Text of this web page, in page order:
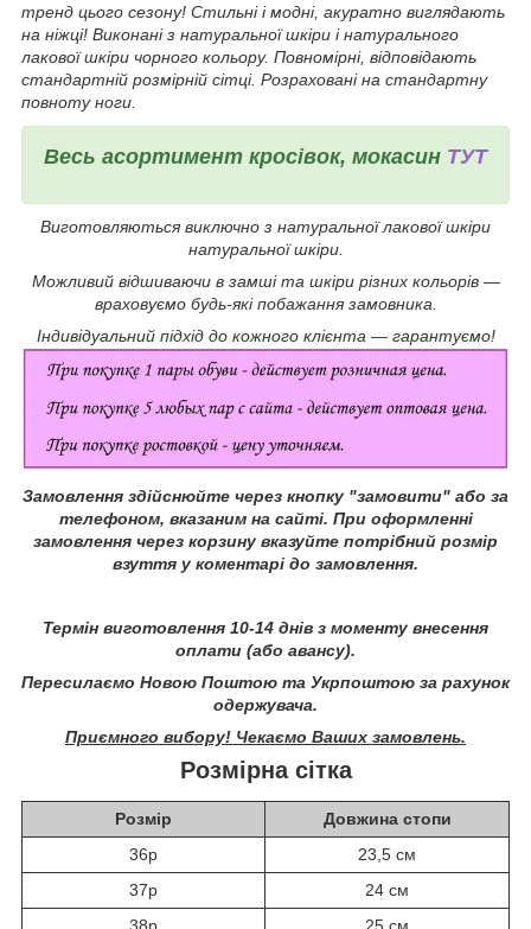
тренд цього сезону! Стильні і модні, акуратно виглядають
на ніжці! Виконані з натуральної шкіри і натурального
лакової шкіри чорного кольору. Повномірні, відповідають
стандартній розмірній сітці. Розраховані на стандартну
повноту ноги.
Весь асортимент кросівок, мокасин ТУТ
Виготовляються виключно з натуральної лакової шкіри
натуральної шкіри.
Можливий відшиваючи в замші та шкіри різних кольорів ―
враховуємо будь-які побажання замовника.
Індивідуальний підхід до кожного клієнта ― гарантуємо!
Замовлення здійснюйте через кнопку "замовити" або за
телефоном, вказаним на сайті. При оформленні
замовлення через корзину вказуйте потрібний розмір
взуття у коментарі до замовлення.
Термін виготовлення 10-14 днів з моменту внесення
оплати (або авансу).
Пересилаємо Новою Поштою та Укрпоштою за рахунок
одержувача.
Приємного вибору! Чекаємо Ваших замовлень.
Розмірна сітка
Розмір
Довжина стопи
36р
23,5 см
37р
24 см